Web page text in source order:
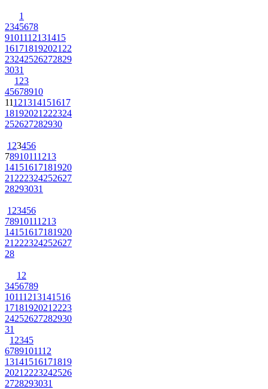
1
2345678
9101112131415
161718192021 22
23242526272829
3031
1 23
45678910
11121314151617
18192021 222324
252627282930
1 23456
78910111213
14151617181920
21 222324252627
28293031
1 23456
78910111213
14151617181920
21 222324252627
28
1 2
3456789
10111213141516
1718192021 2223
24252627282930
31
1 2345
6789101112
13141516171819
2021 2223242526
2728293031